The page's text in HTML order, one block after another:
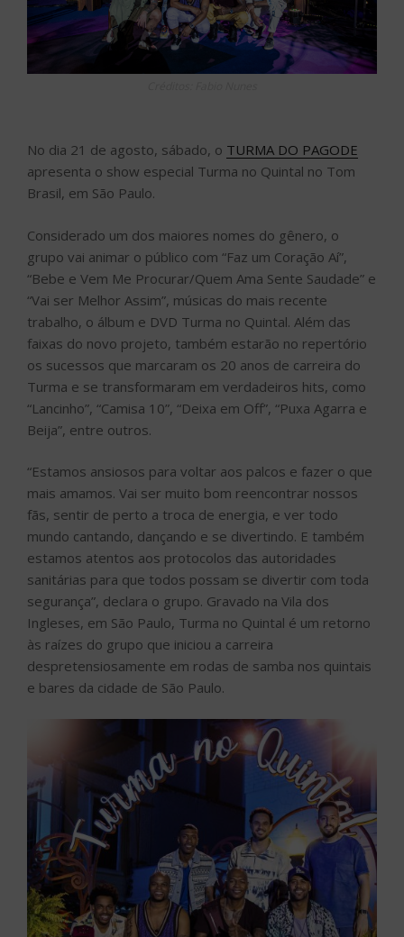
No dia 21 de agosto, sábado, o TURMA DO PAGODE
apresenta o show especial Turma no Quintal no Tom
Brasil, em São Paulo.
Considerado um dos maiores nomes do gênero, o
grupo vai animar o público com “Faz um Coração Aí”,
“Bebe e Vem Me Procurar/Quem Ama Sente Saudade” e
“Vai ser Melhor Assim”, músicas do mais recente
trabalho, o álbum e DVD Turma no Quintal. Além das
faixas do novo projeto, também estarão no repertório
os sucessos que marcaram os 20 anos de carreira do
Turma e se transformaram em verdadeiros hits, como
“Lancinho”, “Camisa 10”, “Deixa em Off”, “Puxa Agarra e
Beija”, entre outros.
“Estamos ansiosos para voltar aos palcos e fazer o que
mais amamos. Vai ser muito bom reencontrar nossos
fãs, sentir de perto a troca de energia, e ver todo
mundo cantando, dançando e se divertindo. E também
estamos atentos aos protocolos das autoridades
sanitárias para que todos possam se divertir com toda
segurança”, declara o grupo. Gravado na Vila dos
Ingleses, em São Paulo, Turma no Quintal é um retorno
às raízes do grupo que iniciou a carreira
despretensiosamente em rodas de samba nos quintais
e bares da cidade de São Paulo.